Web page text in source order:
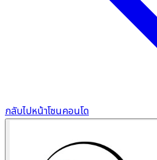
กลับไปหน้าโซนคอนโด